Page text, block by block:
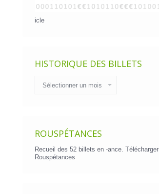
icle
HISTORIQUE DES BILLETS
des
billets
ROUSPÉTANCES
Recueil des 52 billets en -ance. Télécharger
Rouspétances